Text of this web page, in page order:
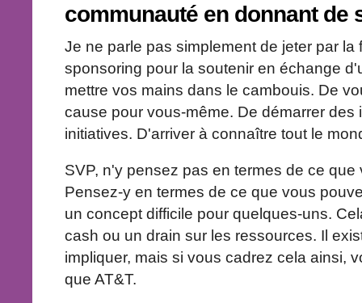
communauté en donnant
Je ne parle pas simplement de jeter par
sponsoring pour la soutenir en échange
mettre vos mains dans le cambouis. De
cause pour vous-même. De démarrer des
initiatives. D'arriver à connaître tout le
SVP, n'y pensez pas en termes de ce que
Pensez-y en termes de ce que vous
un concept difficile pour quelques-uns.
cash ou un drain sur les ressources. Il
impliquer, mais si vous cadrez cela ainsi,
que AT&T.